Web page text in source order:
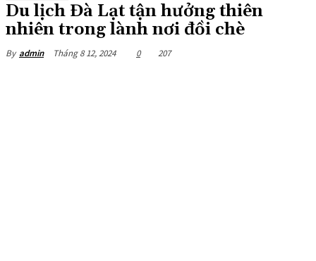
Du lịch Đà Lạt tận hưởng thiên
nhiên trong lành nơi đồi chè
By admin Tháng 8 12, 2024 0 207